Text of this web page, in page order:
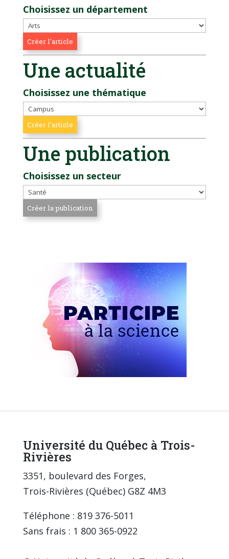
Choisissez un département
Une actualité
Choisissez une thématique
Une publication
Choisissez un secteur
Université du Québec à Trois-
Rivières
3351, boulevard des Forges,
Trois-Rivières (Québec) G8Z 4M3
Téléphone : 819 376-5011
Sans frais : 1 800 365-0922